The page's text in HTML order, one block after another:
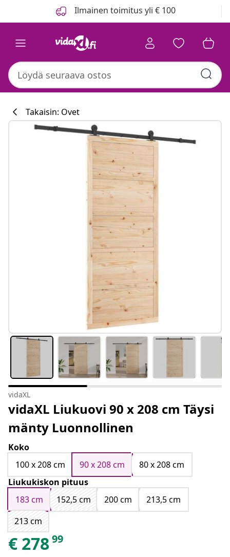
Ilmainen toimitus yli € 100
#sharemevidaxl
Takaisin: Ovet
vidaXL
vidaXL Liukuovi 90 x 208 cm Täysi
mänty Luonnollinen
Koko
100 x 208 cm
90 x 208 cm
80 x 208 cm
Liukukiskon pituus
183 cm
152,5 cm 200 cm
213,5 cm
213 cm
€ 27899